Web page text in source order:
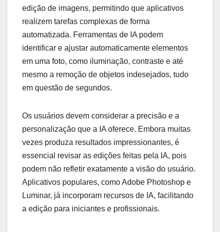
edição de imagens, permitindo que aplicativos
realizem tarefas complexas de forma
automatizada. Ferramentas de IA podem
identificar e ajustar automaticamente elementos
em uma foto, como iluminação, contraste e até
mesmo a remoção de objetos indesejados, tudo
em questão de segundos.
Os usuários devem considerar a precisão e a
personalização que a IA oferece. Embora muitas
vezes produza resultados impressionantes, é
essencial revisar as edições feitas pela IA, pois
podem não refletir exatamente a visão do usuário.
Aplicativos populares, como Adobe Photoshop e
Luminar, já incorporam recursos de IA, facilitando
a edição para iniciantes e profissionais.